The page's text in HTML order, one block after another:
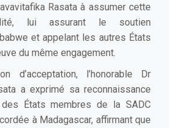
Rasata à assumer cette
lui assurant le soutien
et appelant les autres États
du même engagement.
d’acceptation, l’honorable Dr
a exprimé sa reconnaissance
des États membres de la SADC
à Madagascar, affirmant que